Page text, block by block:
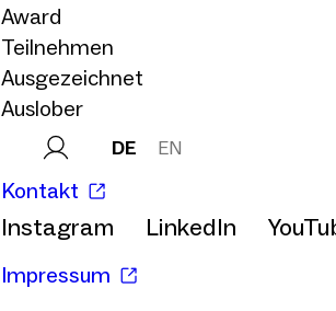
Award
Teilnehmen
Ausgezeichnet
Auslober
DE EN
Kontakt
Instagram LinkedIn
Impressum